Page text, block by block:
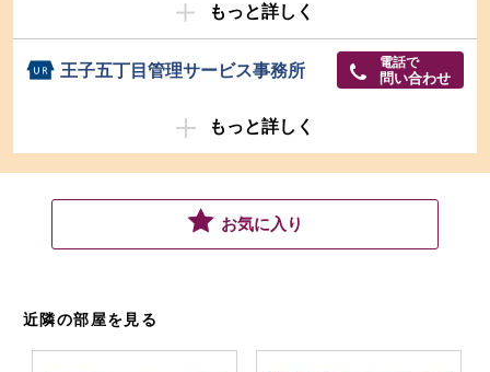
もっと詳しく
王子五丁目管理サービス事務所 電話で
問い合わせ
もっと詳しく
お気に入り
近隣の部屋を見る